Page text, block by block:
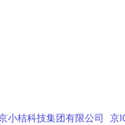
小桔科技集团有限公司 京